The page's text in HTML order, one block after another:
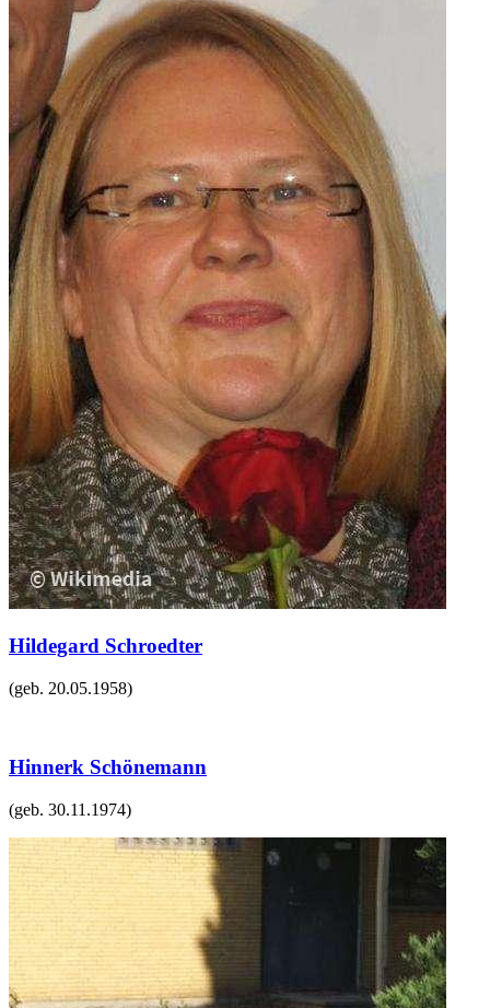
Hildegard Schroedter
(geb. 20.05.1958)
Hinnerk Schönemann
(geb. 30.11.1974)